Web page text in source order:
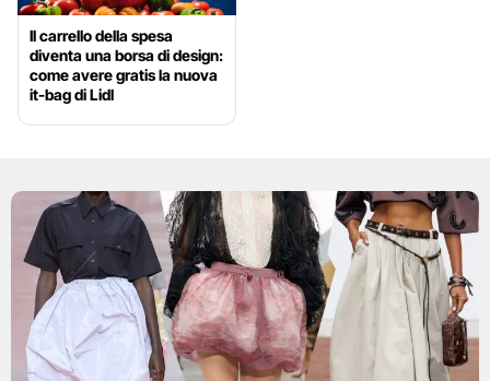
Il carrello della spesa
diventa una borsa di design:
come avere gratis la nuova
it-bag di Lidl